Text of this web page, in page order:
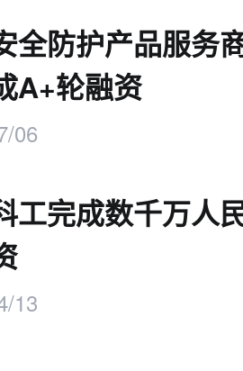
全防护产品服务
A+轮融资
06
工完成数千万人
13